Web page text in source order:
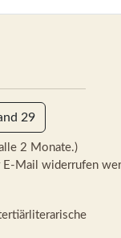
29
2 Monate.)
E-Mail widerrufen